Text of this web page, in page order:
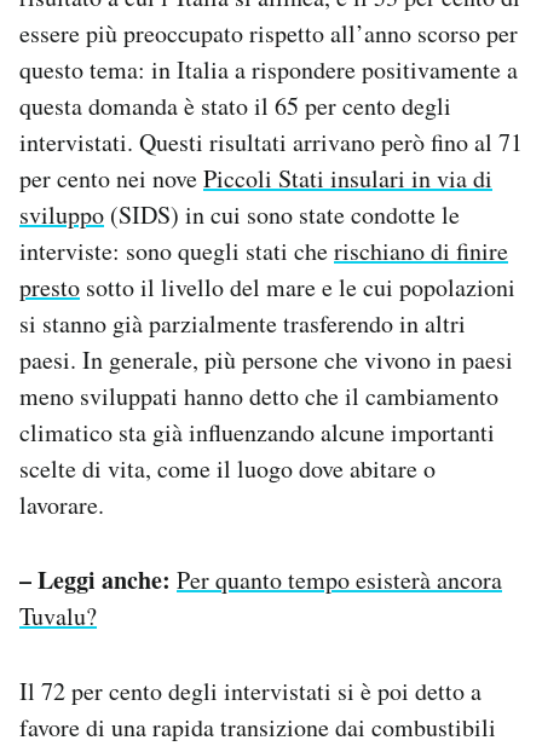
essere più preoccupato rispetto all’anno scorso per
questo tema: in Italia a rispondere positivamente a
questa domanda è stato il 65 per cento degli
intervistati. Questi risultati arrivano però fino al 71
per cento nei novePiccoli Stati insulari in via di
sviluppo (SIDS) in cui sono state condotte le
interviste: sono quegli stati cherischiano di finire
presto sotto il livello del mare e le cui popolazioni
si stanno già parzialmente trasferendo in altri
paesi. In generale, più persone che vivono in paesi
meno sviluppati hanno detto che il cambiamento
climatico sta già influenzando alcune importanti
scelte di vita, come il luogo dove abitare o
lavorare.
– Leggi anche: Per quanto tempo esisterà ancora
Tuvalu?
Il 72 per cento degli intervistati si è poi detto a
favore di una rapida transizione dai combustibili